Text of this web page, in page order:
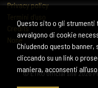
Questo sito o gli
avvalgono di cookie
Chiudendo questo
cliccando su un link o
maniera, acconsenti
Privacy policy
Termini d'uso
Credits
None
© ETRU official site 2026